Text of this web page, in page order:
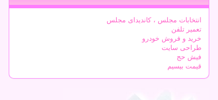
انتخابات مجلس ، کاندیدای مجلس
تعمیر تلفن
خرید و فروش خودرو
طراحی سایت
فیش حج
قیمت بیسیم